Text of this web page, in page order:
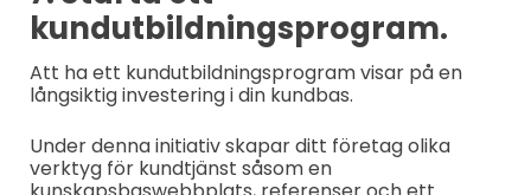
kundutbildningsprogram.
Att ha ett kundutbildningsprogram visar på en
långsiktig investering i din kundbas.
Under denna initiativ skapar ditt företag olika
verktyg för kundtjänst såsom en